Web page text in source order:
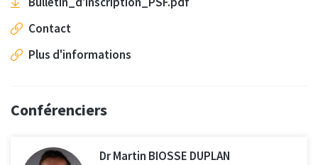
Contact
Plus d'informations
Conférenciers
Dr Martin BIOSSE DUPLAN